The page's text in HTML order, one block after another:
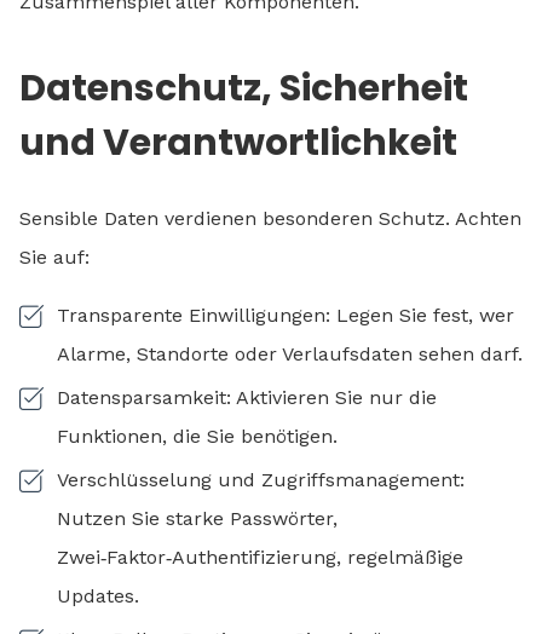
Datenschutz, Sicherheit
und Verantwortlichkeit
Sensible Daten verdienen besonderen Schutz. Achten
Sie auf:
Transparente Einwilligungen: Legen Sie fest, wer
Alarme, Standorte oder Verlaufsdaten sehen darf.
Datensparsamkeit: Aktivieren Sie nur die
Funktionen, die Sie benötigen.
Verschlüsselung und Zugriffsmanagement:
Nutzen Sie starke Passwörter,
Zwei‑Faktor‑Authentifizierung, regelmäßige
Updates.